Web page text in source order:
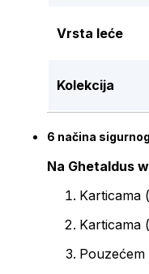
Vrsta leće
Kolekcija
6 načina
Na Ghetaldus
Karticama
Karticama